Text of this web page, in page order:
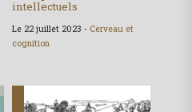
intellectuels
Le 22 juillet 2023 - Cerveau et
cognition